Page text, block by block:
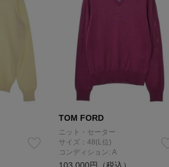
TOM FORD
ニット・セーター
サイズ：48(L位)
コンディション: A